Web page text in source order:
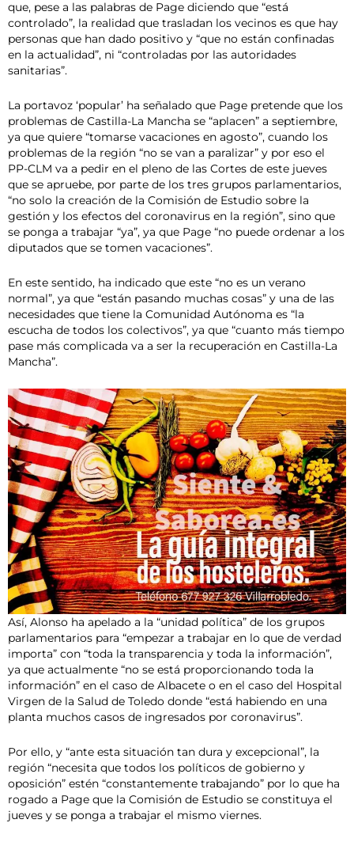
que, pese a las palabras de Page diciendo que “está
controlado”, la realidad que trasladan los vecinos es que hay
personas que han dado positivo y “que no están confinadas
en la actualidad”, ni “controladas por las autoridades
sanitarias”.
La portavoz ‘popular’ ha señalado que Page pretende que los
problemas de Castilla-La Mancha se “aplacen” a septiembre,
ya que quiere “tomarse vacaciones en agosto”, cuando los
problemas de la región “no se van a paralizar” y por eso el
PP-CLM va a pedir en el pleno de las Cortes de este jueves
que se apruebe, por parte de los tres grupos parlamentarios,
“no solo la creación de la Comisión de Estudio sobre la
gestión y los efectos del coronavirus en la región”, sino que
se ponga a trabajar “ya”, ya que Page “no puede ordenar a los
diputados que se tomen vacaciones”.
En este sentido, ha indicado que este “no es un verano
normal”, ya que “están pasando muchas cosas” y una de las
necesidades que tiene la Comunidad Autónoma es “la
escucha de todos los colectivos”, ya que “cuanto más tiempo
pase más complicada va a ser la recuperación en Castilla-La
Mancha”.
Así, Alonso ha apelado a la “unidad política” de los grupos
parlamentarios para “empezar a trabajar en lo que de verdad
importa” con “toda la transparencia y toda la información”,
ya que actualmente “no se está proporcionando toda la
información” en el caso de Albacete o en el caso del Hospital
Virgen de la Salud de Toledo donde “está habiendo en una
planta muchos casos de ingresados por coronavirus”.
Por ello, y “ante esta situación tan dura y excepcional”, la
región “necesita que todos los políticos de gobierno y
oposición” estén “constantemente trabajando” por lo que ha
rogado a Page que la Comisión de Estudio se constituya el
jueves y se ponga a trabajar el mismo viernes.